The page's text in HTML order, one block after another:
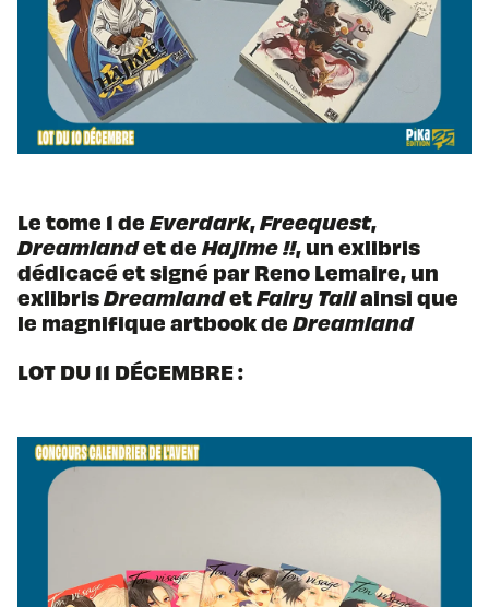
Le tome 1 de Everdark,Freequest,
Dreamlandet de Hajime !!, un exlibris
dédicacé et signé par Reno Lemaire, un
exlibrisDreamlandetFairy Tailainsi que
le magnifique artbook de Dreamland
LOT DU 11 DÉCEMBRE :